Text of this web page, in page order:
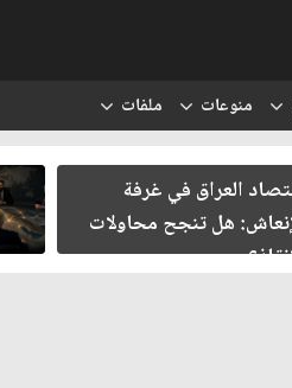
منوعات ملفات
العراق في غرفة
هل تنجح محاولات